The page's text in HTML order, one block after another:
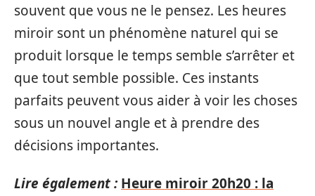
souvent que vous ne le pensez. Les heures
miroir sont un phénomène naturel qui se
produit lorsque le temps semble s’arrêter et
que tout semble possible. Ces instants
parfaits peuvent vous aider à voir les choses
sous un nouvel angle et à prendre des
décisions importantes.
Lire également : Heure miroir 20h20 : la